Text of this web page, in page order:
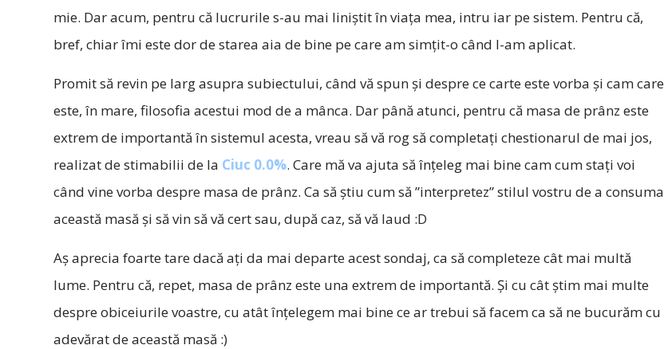
mie. Dar acum, pentru că lucrurile s-au mai liniștit în viața mea, intru iar pe sistem. Pentru că,
bref, chiar îmi este dor de starea aia de bine pe care am simțit-o când l-am aplicat.
Promit să revin pe larg asupra subiectului, când vă spun și despre ce carte este vorba și cam care
este, în mare, filosofia acestui mod de a mânca. Dar până atunci, pentru că masa de prânz este
extrem de importantă în sistemul acesta, vreau să vă rog să completați chestionarul de mai jos,
realizat de stimabilii de la Ciuc 0.0%. Care mă va ajuta să înțeleg mai bine cam cum stați voi
când vine vorba despre masa de prânz. Ca să știu cum să ”interpretez” stilul vostru de a consuma
această masă și să vin să vă cert sau, după caz, să vă laud :D
Aș aprecia foarte tare dacă ați da mai departe acest sondaj, ca să completeze cât mai multă
lume. Pentru că, repet, masa de prânz este una extrem de importantă. Și cu cât știm mai multe
despre obiceiurile voastre, cu atât înțelegem mai bine ce ar trebui să facem ca să ne bucurăm cu
adevărat de această masă :)